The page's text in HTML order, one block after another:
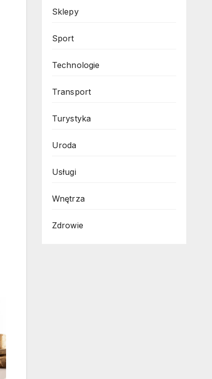
Sklepy
Sport
Technologie
Transport
Turystyka
Uroda
Usługi
Wnętrza
Zdrowie